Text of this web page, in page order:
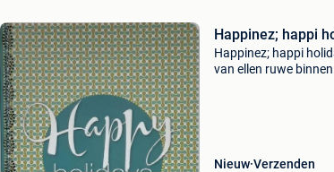
Happinez; happi
Happinez; happi
van ellen ruwe
Nieuw Verzenden